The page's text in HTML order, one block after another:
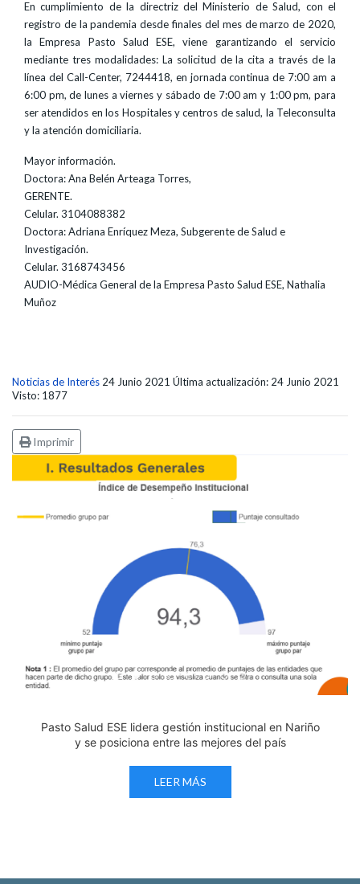
En cumplimiento de la directriz del Ministerio de Salud, con el
registro de la pandemia desde finales del mes de marzo de 2020,
la Empresa Pasto Salud ESE, viene garantizando el servicio
mediante tres modalidades: La solicitud de la cita a través de la
línea del Call-Center, 7244418, en jornada continua de 7:00 am a
6:00 pm, de lunes a viernes y sábado de 7:00 am y 1:00 pm, para
ser atendidos en los Hospitales y centros de salud, la Teleconsulta
y la atención domiciliaria.
Mayor información.
Doctora: Ana Belén Arteaga Torres,
GERENTE.
Celular. 3104088382
Doctora: Adriana Enríquez Meza, Subgerente de Salud e
Investigación.
Celular. 3168743456
AUDIO-Médica General de la Empresa Pasto Salud ESE, Nathalia
Muñoz
Noticias de Interés 24 Junio 2021 Última actualización: 24 Junio 2021
Visto: 1877
Imprimir
Edicto Emplazatorio a los Afiliados en el Régimen
Pasto Salud ESE lidera gestión institucional
Pasto Salud E.S.E. capacita a sus equipos
Último día para inscripciones en
Viceministro garantiza
Mil pesos que salvan vidas:
Cápsula 18-26 - Reporte
Cápsula 17-26 -
Pasto Salud E.S.E. capacita a sus equipos directivos
en normatividad disciplinaria
LEER MÁS